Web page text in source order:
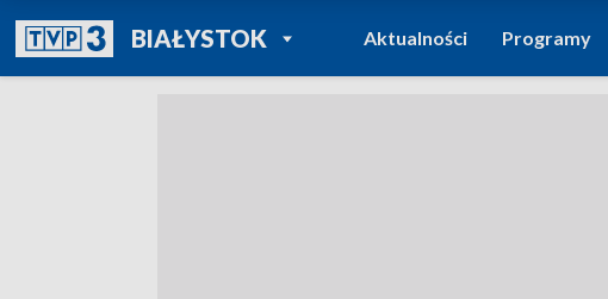
BIAŁYSTOKPOWRÓT DO
TVP REGIONY
Aktualności Programy